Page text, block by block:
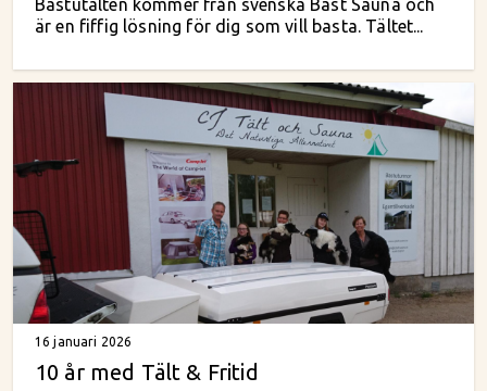
Bastutälten kommer från svenska Bast Sauna och
är en fiffig lösning för dig som vill basta. Tältet...
16 januari 2026
10 år med Tält & Fritid